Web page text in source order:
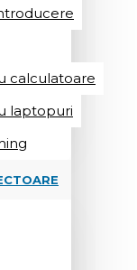
calculatoare
laptopuri